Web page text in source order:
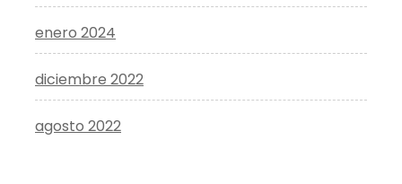
enero 2024
diciembre 2022
agosto 2022